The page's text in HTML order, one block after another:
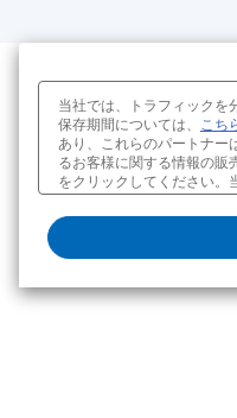
当社では、トラフィックを
保存期間については、 こち
あり、これらのパートナー
るお客様に関する情報の販
販売または共有の設定を変